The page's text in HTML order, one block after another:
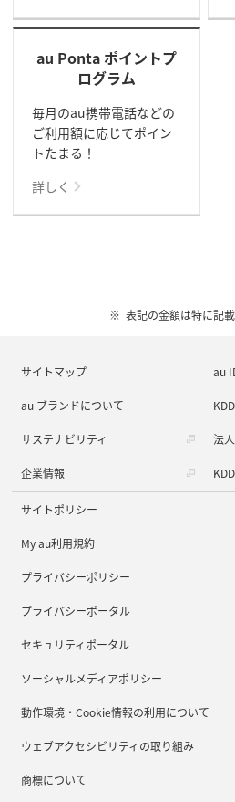
au Ponta ポイントプ
ログラム
毎月のau携帯電話などの
ご利用額に応じてポイン
トたまる！
詳しく
表記の金額は特に記
サイトマップ au
au ブランドについて
サステナビリティ 法
企業情報
サイトポリシー
My au利用規約
プライバシーポリシー
プライバシーポータル
セキュリティポータル
ソーシャルメディアポリシー
動作環境・Cookie情報の利用について
ウェブアクセシビリティの取り組み
商標について